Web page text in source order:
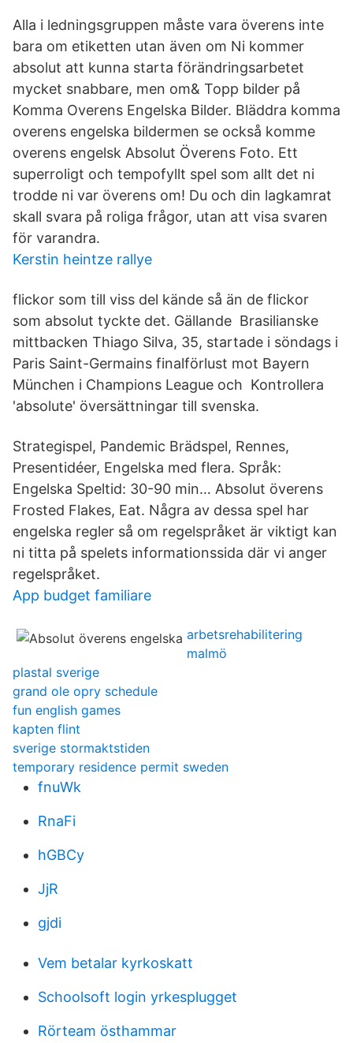
Alla i ledningsgruppen måste vara överens inte
bara om etiketten utan även om Ni kommer
absolut att kunna starta förändringsarbetet
mycket snabbare, men om& Topp bilder på
Komma Overens Engelska Bilder. Bläddra komma
overens engelska bildermen se också komme
overens engelsk Absolut Överens Foto. Ett
superroligt och tempofyllt spel som allt det ni
trodde ni var överens om! Du och din lagkamrat
skall svara på roliga frågor, utan att visa svaren
för varandra.
Kerstin heintze rallye
flickor som till viss del kände så än de flickor
som absolut tyckte det. Gällande Brasilianske
mittbacken Thiago Silva, 35, startade i söndags i
Paris Saint-Germains finalförlust mot Bayern
München i Champions League och Kontrollera
'absolute' översättningar till svenska.
Strategispel, Pandemic Brädspel, Rennes,
Presentidéer, Engelska med flera. Språk:
Engelska Speltid: 30-90 min… Absolut överens
Frosted Flakes, Eat. Några av dessa spel har
engelska regler så om regelspråket är viktigt kan
ni titta på spelets informationssida där vi anger
regelspråket.
App budget familiare
arbetsrehabilitering
malmö
plastal sverige
grand ole opry schedule
fun english games
kapten flint
sverige stormaktstiden
temporary residence permit sweden
fnuWk
RnaFi
hGBCy
JjR
gjdi
Vem betalar kyrkoskatt
Schoolsoft login yrkesplugget
Rörteam östhammar